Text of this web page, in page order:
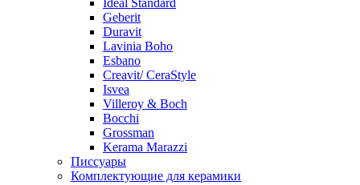
Ideal Standard
Geberit
Duravit
Lavinia Boho
Esbano
Creavit/ CeraStyle
Isvea
Villeroy & Boch
Bocchi
Grossman
Kerama Marazzi
Писсуары
Комплектующие для керамики